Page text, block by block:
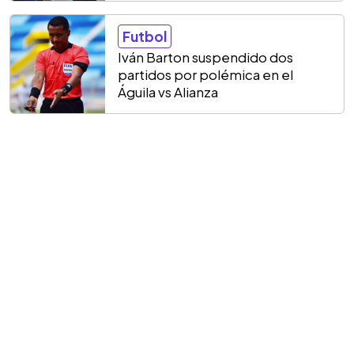
Futbol
Iván Barton suspendido dos
partidos por polémica en el
Águila vs Alianza